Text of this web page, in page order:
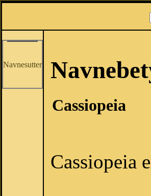
Navnesutter
Cassiopeia
Cassiopeia